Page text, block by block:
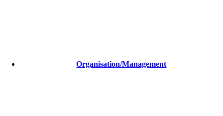
Organisation/Management